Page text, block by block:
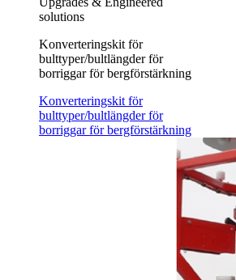
solutions
Konverteringskit för
bulttyper/bultlängder för
borriggar för bergförstärkning
Konverteringskit för
bulttyper/bultlängder för
borriggar för bergförstärkning